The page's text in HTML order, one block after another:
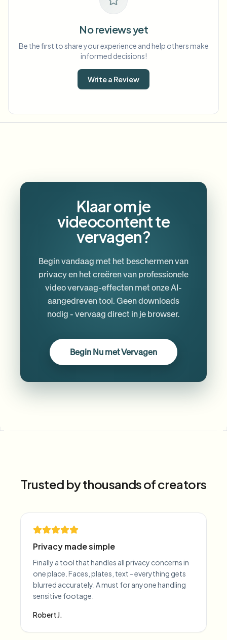
No reviews yet
Be the first to share your experience and help others make
informed decisions!
Write a Review
Klaar om je
videocontent te
vervagen?
Begin vandaag met het beschermen van
privacy en het creëren van professionele
video vervaag-effecten met onze AI-
aangedreven tool. Geen downloads
nodig - vervaag direct in je browser.
Begin Nu met Vervagen
Trusted by thousands of creators
Privacy made simple
Finally a tool that handles all privacy concerns in
one place. Faces, plates, text - everything gets
blurred accurately. A must for anyone handling
sensitive footage.
Robert J.